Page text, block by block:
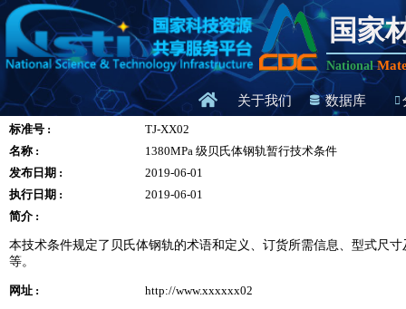
国家
National
关于我们 数据库
标准号 :
TJ-XX02
名称 :
1380MPa 级贝氏体钢轨暂行技术条件
发布日期 :
2019-06-01
执行日期 :
2019-06-01
简介 :
本技术条件规定了贝氏体钢轨的术语和定义、订货所需信息、型式尺
等。
网址 : http://www.xxxxxx02